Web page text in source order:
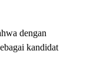
dengan
kandidat